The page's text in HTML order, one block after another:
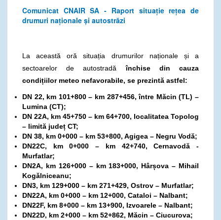
Comunicat CNAIR SA - Raport situație rețea de
drumuri naționale și autostrăzi
La această oră situația drumurilor naționale și a
sectoarelor de autostradăînchise din cauza
condițiilor meteo nefavorabile, se prezintă astfel:
DN 22, km 101+800 – km 287+456, între Măcin (TL) –
Lumina (CT);
DN 22A, km 45+750 – km 64+700, localitatea Topolog
– limită județ CT;
DN 38, km 0+000 – km 53+800, Agigea – Negru Vodă;
DN22C, km 0+000 – km 42+740, Cernavodă -
Murfatlar;
DN2A, km 126+000 – km 183+000, Hârșova – Mihail
Kogălniceanu;
DN3, km 129+000 – km 271+429, Ostrov – Murfatlar;
DN22A, km 0+000 – km 12+000, Cataloi – Nalbant;
DN22F, km 8+000 – km 13+900, Izvoarele – Nalbant;
DN22D, km 2+000 – km 52+862, Măcin – Ciucurova;